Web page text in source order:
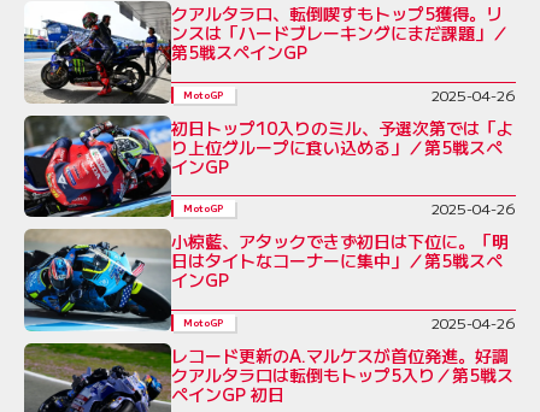
クアルタラロ、転倒喫すもトップ5獲得。リ
ンスは「ハードブレーキングにまだ課題」／
第5戦スペインGP
MotoGP 2025-04-26
初日トップ10入りのミル、予選次第では「よ
り上位グループに食い込める」／第5戦スペ
インGP
MotoGP 2025-04-26
小椋藍、アタックできず初日は下位に。「明
日はタイトなコーナーに集中」／第5戦スペ
インGP
MotoGP 2025-04-26
レコード更新のA.マルケスが首位発進。好調
クアルタラロは転倒もトップ5入り／第5戦ス
ペインGP 初日